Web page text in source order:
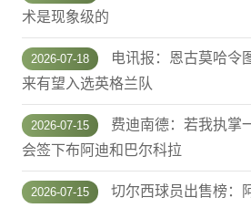
术是现象级的
2026-07-18
电讯报：恩古莫哈令
来有望入选英格兰队
2026-07-15
费迪南德：若我执掌
会签下布阿迪和巴尔科拉
2026-07-15
切尔西球员出售榜：